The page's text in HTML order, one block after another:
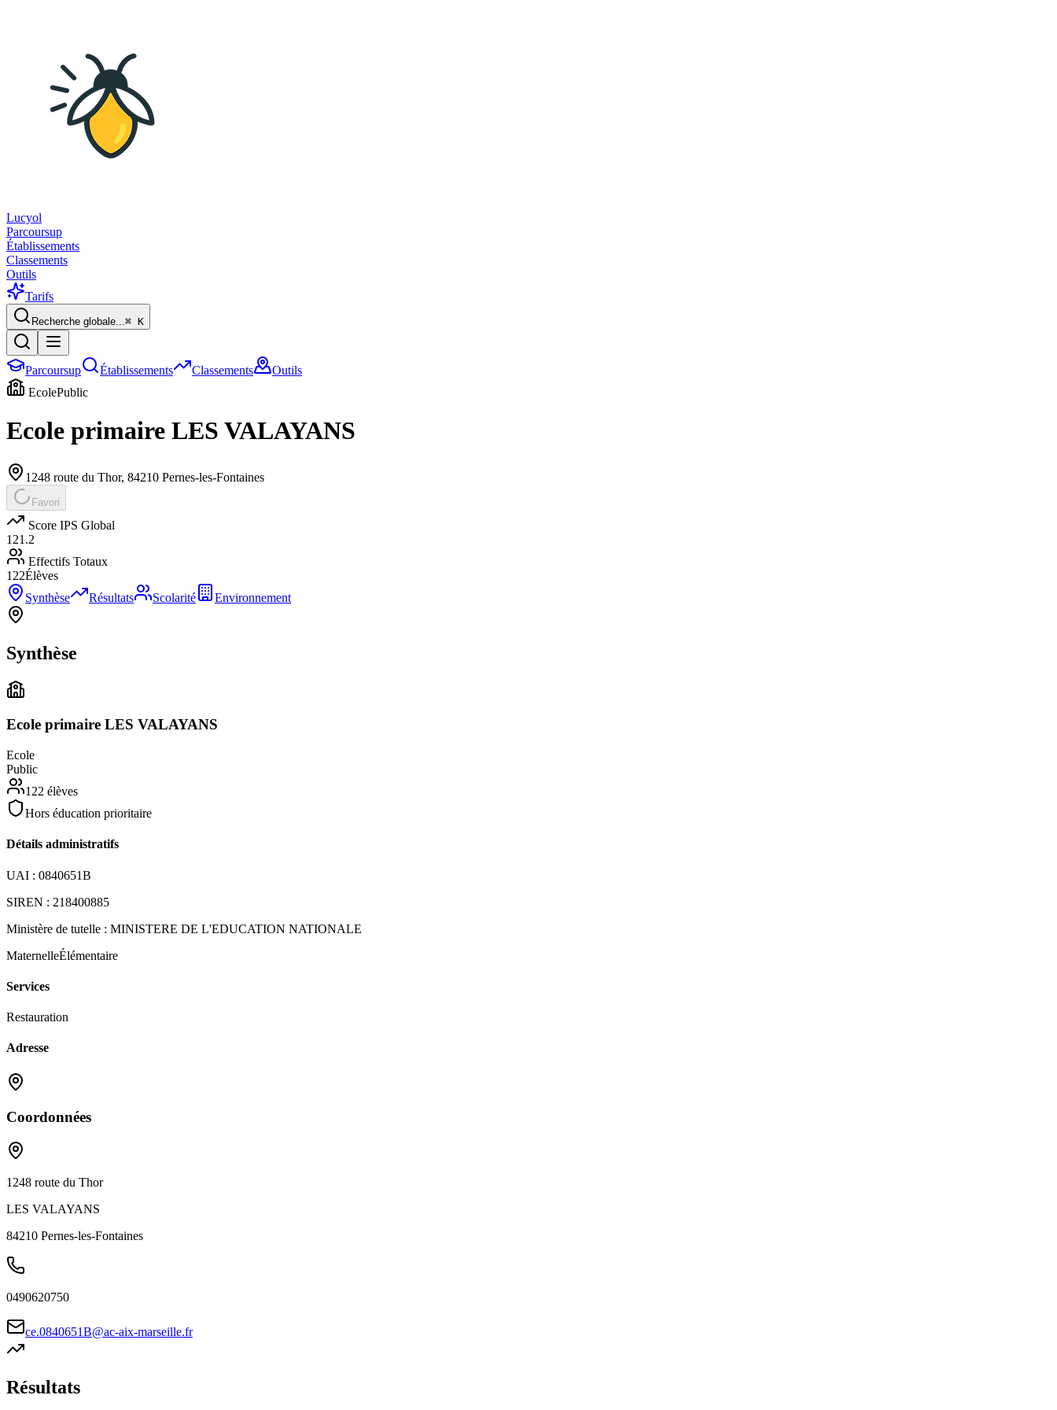
Lucyol
Parcoursup
Établissements
Classements
Outils
Tarifs
Recherche globale...⌘ K
Parcoursup Établissements Classements
Outils
EcolePublic
Ecole primaire LES VALAYANS
1248 route du Thor, 84210 Pernes-les-Fontaines
Favori
Score IPS Global
121.2
Effectifs Totaux
122Élèves
Synthèse
Résultats Scolarité Environnement
Synthèse
Ecole primaire LES VALAYANS
Ecole
Public
122 élèves
Hors éducation prioritaire
Détails administratifs
UAI : 0840651B
SIREN : 218400885
Ministère de tutelle : MINISTERE DE L'EDUCATION NATIONALE
MaternelleÉlémentaire
Services
Restauration
Adresse
Coordonnées
1248 route du Thor
LES VALAYANS
84210 Pernes-les-Fontaines
0490620750
ce.0840651B@ac-aix-marseille.fr
Résultats